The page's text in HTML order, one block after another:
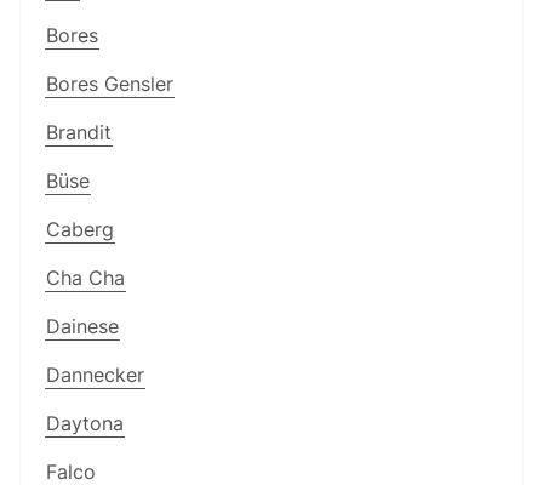
Bores
Bores Gensler
Brandit
Büse
Caberg
Cha Cha
Dainese
Dannecker
Daytona
Falco